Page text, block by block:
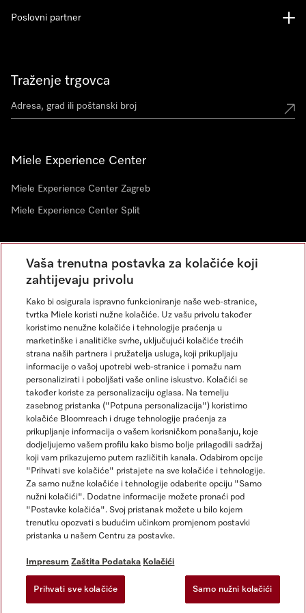
Traženje trgovca
Miele Experience Center
Miele Experience Center Zagreb
Miele Experience Center Split
Newsletter
Poslovni partner
Impresum
Opći uvjeti
Zaštita podataka
Uvjeti Korištenja
Izjava o pristupačnosti
Zakon o digitalnim uslugama
Postavke kolačića
Miele na Instagramu
Miele na Facebooku
Vaša trenutna postavka za kolačiće koji
zahtijevaju privolu
Kako bi osigurala ispravno funkcioniranje naše web-stranice,
tvrtka Miele koristi nužne kolačiće. Uz vašu privolu također
koristimo nenužne kolačiće i tehnologije praćenja u
marketinške i analitičke svrhe, uključujući kolačiće trećih
strana naših partnera i pružatelja usluga, koji prikupljaju
informacije o vašoj upotrebi web-stranice i pomažu nam
personalizirati i poboljšati vaše online iskustvo. Kolačići se
također koriste za personalizaciju oglasa. Na temelju
zasebnog pristanka ("Potpuna personalizacija") koristimo
kolačiće Bloomreach i druge tehnologije praćenja za
prikupljanje informacija o vašem korisničkom ponašanju, koje
dodjeljujemo vašem profilu kako bismo bolje prilagodili sadržaj
koji vam prikazujemo putem različitih kanala. Odabirom opcije
"Prihvati sve kolačiće" pristajete na sve kolačiće i tehnologije.
Za samo nužne kolačiće i tehnologije odaberite opciju "Samo
nužni kolačići". Dodatne informacije možete pronaći pod
"Postavke kolačića". Svoj pristanak možete u bilo kojem
trenutku opozvati s budućim učinkom promjenom postavki
pristanka u našem Centru za postavke.
Impresum Zaštita Podataka Kolačići
Prihvati sve kolačiće Samo nužni kolačići